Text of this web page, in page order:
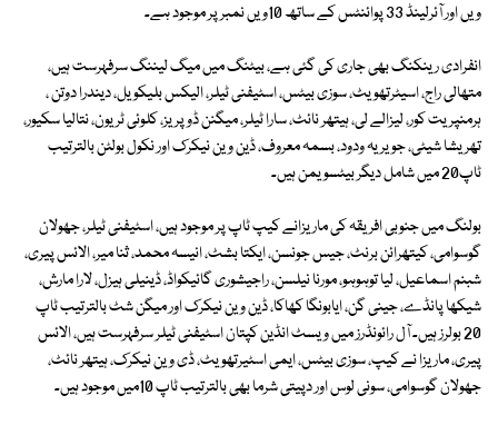
ویں اور آئرلینڈ 33 پوائنٹس کے ساتھ 10ویں نمبر پر موجود ہے۔
انفرادی رینکنگ بھی جاری کی گئی ہے، بیٹنگ میں میگ لیننگ سرفہرست ہیں،
متھالی راج، اسیٹرتھویٹ، سوزی بیٹس، اسٹیفنی ٹیلر، الیکس بلیکویل، دیندرا دوتن ،
ہرمنپریت کور، لیزالے لی، ہیتھر نائٹ، سارا ٹیلر، میگنن ڈو پریز، کلوئی ٹریون، نتالیا سکیور،
تھریشا شیٹی، جویریہ ودود، بسمہ معروف، ڈین وین نیکرک اور نکول بولٹن بالترتیب
ٹاپ20 میں شامل دیگر بیٹسویمن ہیں۔
بولنگ میں جنوبی افریقہ کی ماریزانے کیپ ٹاپ پر موجود ہیں، اسٹیفنی ٹیلر، جھولان
گوسوامی، کیتھرائن برنٹ، جیس جونسن، ایکتا بشٹ، انیسہ محمد، ثنا میر، الائس پیری،
شبنم اسماعیل، لیا توہوہو، مورنا نیلسن، راجیشوری گائیکواڈ، ڈینیلی ہیزل، لارا مارش،
شیکھا پانڈے، جینی گن، ایابونگا کھاکا، ڈین وین نیکرک اور میگن شٹ بالترتیب ٹاپ
20 بولرز ہیں۔ آل رائونڈرز میں ویسٹ انڈین کپتان اسٹیفنی ٹیلر سرفہرست ہیں، الائس
پیری، ماریزا نے کیپ، سوزی بیٹس، ایمی اسٹیرتھویٹ، ڈی وین نیکرک، ہیتھر نائٹ،
جھولان گوسوامی، سونی لوس اور دپیتی شرما بھی بالترتیب ٹاپ 10میں موجود ہیں۔